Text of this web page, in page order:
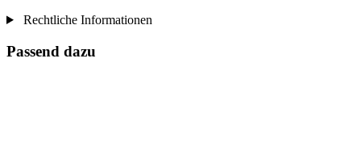
Rechtliche Informationen
Passend dazu